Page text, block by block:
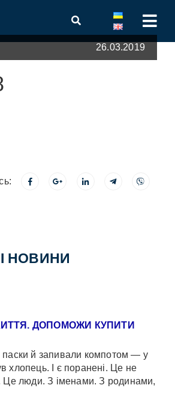
26.03.2019
НОВИНИ
ДОПОМОЖИ КУПИТИ
паски й запивали компотом — у
хлопець. І є поранені. Це не
Це люди. З іменами. З родинами,